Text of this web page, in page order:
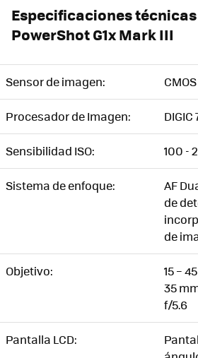
Especificaciones
PowerShot G1x Mark III
Sensor de imagen:
Procesador de Imagen: DIGIC
Sensibilidad ISO: 100 -
Sistema de enfoque:
AF
de
de
Objetivo:
15 –
35
f/5.6
Pantalla LCD: